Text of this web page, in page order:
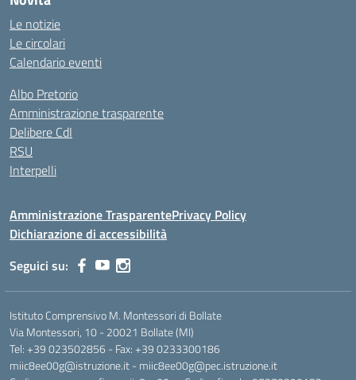
Le notizie
Le circolari
Calendario eventi
Albo Pretorio
Amministrazione trasparente
Delibere CdI
RSU
Interpelli
Amministrazione TrasparentePrivacy Policy
Dichiarazione di accessibilità
Seguici su:
Istituto Comprensivo M. Montessori di Bollate
Via Montessori, 10 - 20021 Bollate (MI)
Tel: +39 023502856 - Fax: +39 0233300186
miic8ee00g@istruzione.it - miic8ee00g@pec.istruzione.it